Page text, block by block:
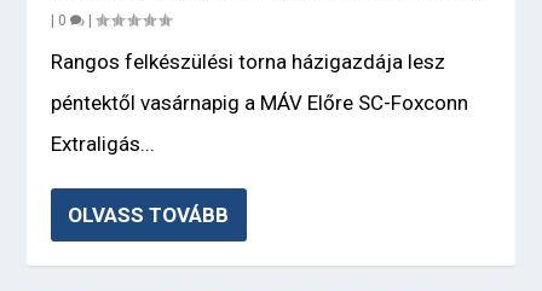
| 0 |
Rangos felkészülési torna házigazdája lesz
péntektől vasárnapig a MÁV Előre SC-Foxconn
Extraligás...
OLVASS TOVÁBB